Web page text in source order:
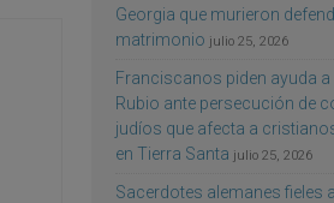
Georgia que murieron
matrimonio julio 25, 2026
Franciscanos piden ayuda
Rubio ante persecución de
judíos que afecta a
en Tierra Santa julio 25, 2026
Sacerdotes alemanes fieles